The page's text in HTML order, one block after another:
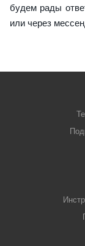
будем рады
или через